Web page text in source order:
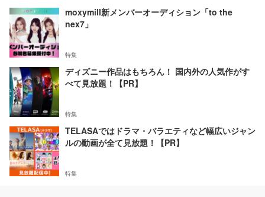
moxymill新メンバーオーディション「to the
nex7」
特集
ディズニー作品はもちろん！ 国内外の人気作がす
べて見放題！【PR】
特集
TELASAではドラマ・バラエティなど幅広いジャン
ルの動画が全て見放題！【PR】
特集